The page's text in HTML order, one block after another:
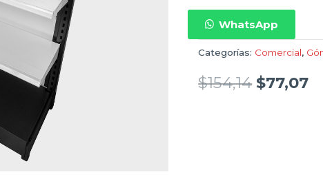
WhatsApp
Categorías: Comercial,
$154,14 $77,07